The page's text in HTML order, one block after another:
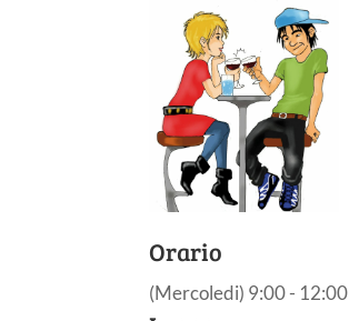
Orario
(Mercoledi) 9:00 - 12:00